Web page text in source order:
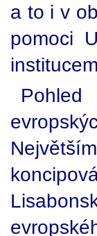
a to i v
pomoci
Pohled